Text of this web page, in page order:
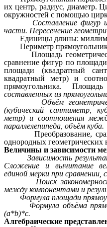
их центр, радиус, диаметр.
окружностей с помощью
Составление фигур
части. Пересечение
Единицы длины:
Периметр
Площадь
сравнение фигур по
площади (квадратный
квадратный метр) и
прямоугольника.
составленных из
Объём
(кубический сантиметр,
метр) и соотношения
параллелепипеда, объём куба.
Преобразование,
однородных геометрических
Величины и зависимости
Зависимость
Сложение и вычитание
единой мерки при
Поиск
между компонентами и
Формула площади
Формула объёма
(a*b)*c.
Алгебраические